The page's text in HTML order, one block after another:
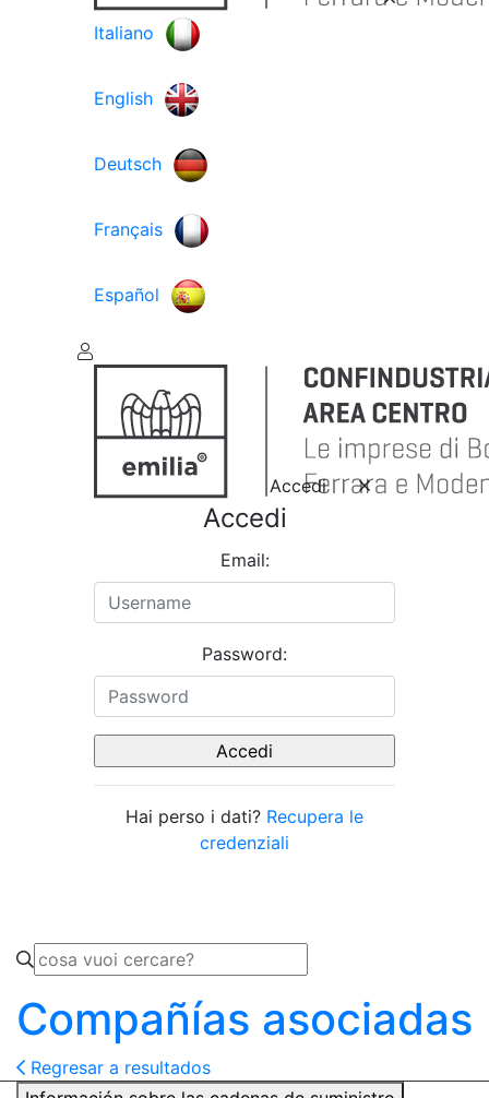
Italiano
English
Deutsch
Français
Español
Accedi
Accedi
Email:
Password:
Hai perso i dati? Recupera le
credenziali
Compañías asociadas
Regresar a resultados